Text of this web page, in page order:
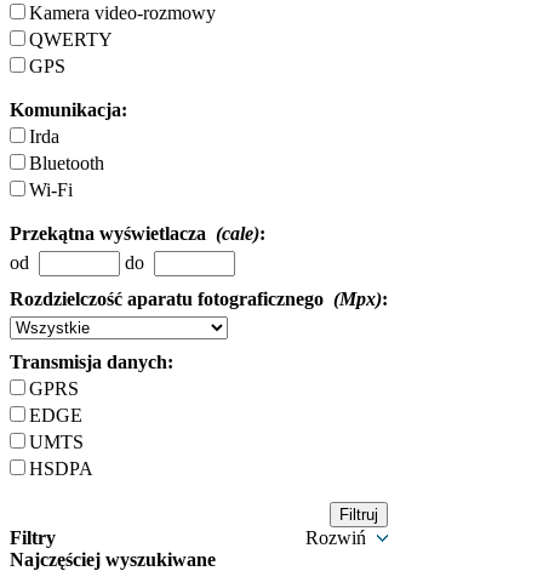
Kamera video-rozmowy
QWERTY
GPS
Komunikacja:
Irda
Bluetooth
Wi-Fi
Przekątna wyświetlacza (cale):
od
do
Rozdzielczość aparatu fotograficznego (Mpx):
Transmisja danych:
GPRS
EDGE
UMTS
HSDPA
Filtry
Rozwiń
Najczęściej wyszukiwane